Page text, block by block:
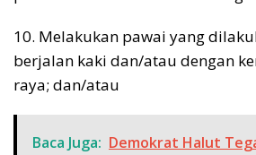
10. Melakukan pawai yang
berjalan kaki dan/atau dengan
raya; dan/atau
Baca Juga: Demokrat Halut